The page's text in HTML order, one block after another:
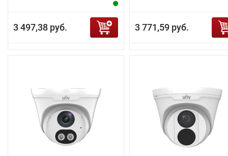
3 497,38 руб. 3 771,59 руб.